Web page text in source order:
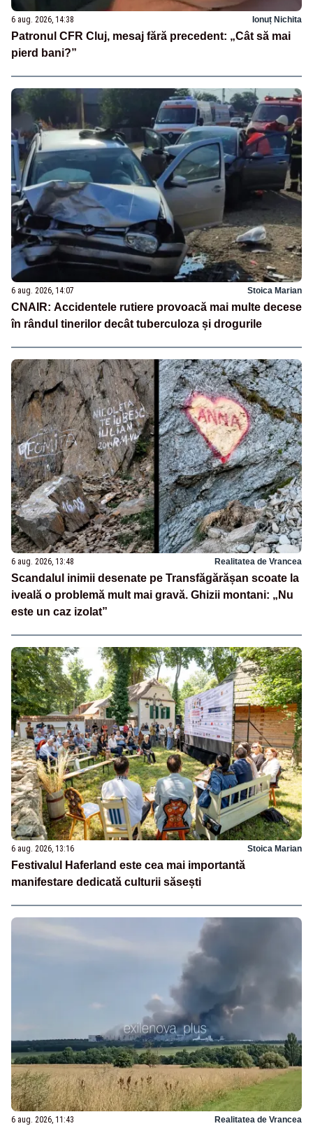
6 aug. 2026, 14:38 Ionuț Nichita
Patronul CFR Cluj, mesaj fără precedent: „Cât să mai
pierd bani?”
6 aug. 2026, 14:07 Stoica Marian
CNAIR: Accidentele rutiere provoacă mai multe decese
în rândul tinerilor decât tuberculoza și drogurile
6 aug. 2026, 13:48 Realitatea de Vrancea
Scandalul inimii desenate pe Transfăgărășan scoate la
iveală o problemă mult mai gravă. Ghizii montani: „Nu
este un caz izolat”
6 aug. 2026, 13:16 Stoica Marian
Festivalul Haferland este cea mai importantă
manifestare dedicată culturii săsești
6 aug. 2026, 11:43 Realitatea de Vrancea